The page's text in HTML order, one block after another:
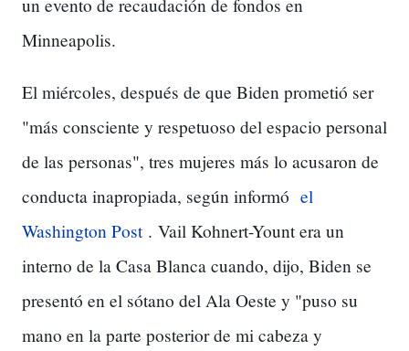
un evento de recaudación de fondos en
Minneapolis.
El miércoles, después de que Biden prometió ser
"más consciente y respetuoso del espacio personal
de las personas", tres mujeres más lo acusaron de
conducta inapropiada, según informó el
Washington Post. Vail Kohnert-Yount era un
interno de la Casa Blanca cuando, dijo, Biden se
presentó en el sótano del Ala Oeste y "puso su
mano en la parte posterior de mi cabeza y